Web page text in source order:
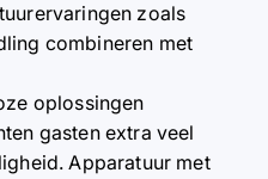
zoals
combineren met
oplossingen
gasten extra veel
Apparatuur met